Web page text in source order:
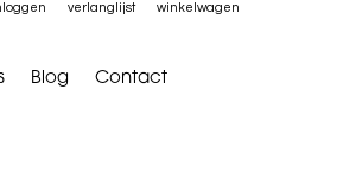
Blog Contact
verlanglijst winkelwagen